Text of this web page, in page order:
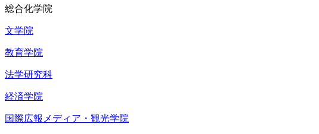
総合化学院
文学院
教育学院
法学研究科
経済学院
国際広報メディア・観光学院